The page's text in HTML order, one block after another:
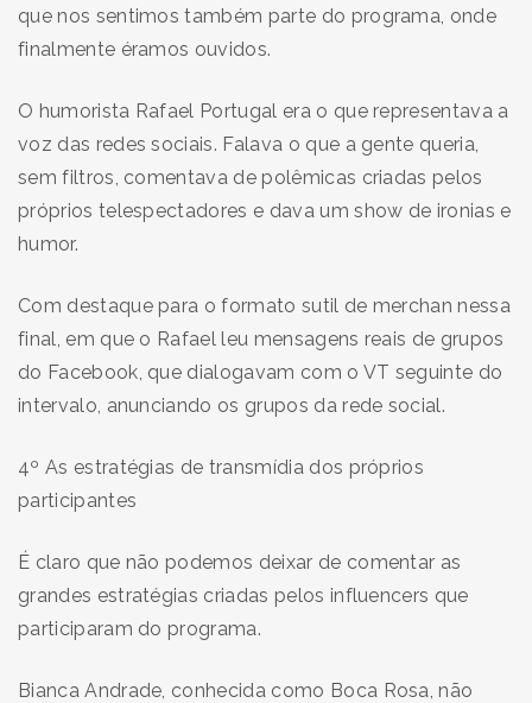
que nos sentimos também parte do programa, onde
finalmente éramos ouvidos.
O humorista Rafael Portugal era o que representava a
voz das redes sociais. Falava o que a gente queria,
sem filtros, comentava de polêmicas criadas pelos
próprios telespectadores e dava um show de ironias e
humor.
Com destaque para o formato sutil de merchan nessa
final, em que o Rafael leu mensagens reais de grupos
do Facebook, que dialogavam com o VT seguinte do
intervalo, anunciando os grupos da rede social.
4º As estratégias de transmídia dos próprios
participantes
É claro que não podemos deixar de comentar as
grandes estratégias criadas pelos influencers que
participaram do programa.
Bianca Andrade, conhecida como Boca Rosa, não